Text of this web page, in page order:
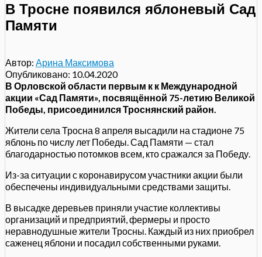
В Тросне появился яблоневый Сад
Памяти
Автор: Арина Максимова
Опубликовано: 10.04.2020
В Орловской области первым к к Международной
акции «Сад Памяти», посвящённой 75-летию Великой
Победы, присоединился Троснянский район.
Жители села Тросна 8 апреля высадили на стадионе 75
яблонь по числу лет Победы. Сад Памяти — стал
благодарностью потомков всем, кто сражался за Победу.
Из-за ситуации с коронавирусом участники акции были
обеспечены индивидуальными средствами защиты.
В высадке деревьев приняли участие коллективы
организаций и предприятий, фермеры и просто
неравнодушные жители Тросны. Каждый из них приобрел
саженец яблони и посадил собственными руками.